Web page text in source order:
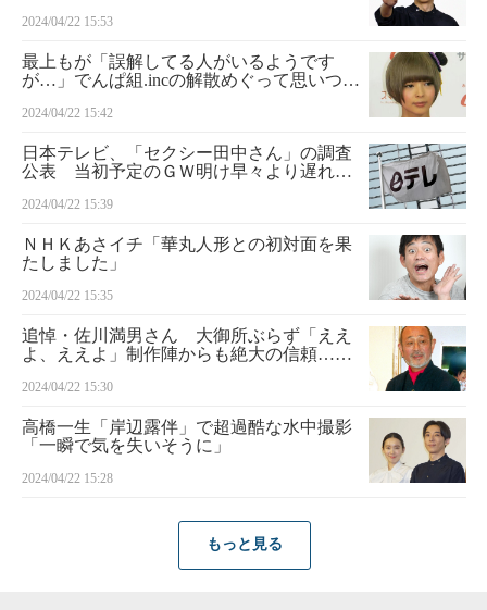
見速報
2024/04/22 15:53
最上もが「誤解してる人がいるようです
が…」でんぱ組.incの解散めぐって思いつづ
2024/04/22 15:42
日本テレビ、「セクシー田中さん」の調査
公表 当初予定のＧＷ明け早々より遅れる
2024/04/22 15:39
ＮＨＫあさイチ「華丸人形との初対面を果
たしました」
2024/04/22 15:35
追悼・佐川満男さん 大御所ぶらず「ええ
よ、ええよ」制作陣からも絶大の信頼…
『今は幸せかい』
2024/04/22 15:30
高橋一生「岸辺露伴」で超過酷な水中撮影
「一瞬で気を失いそうに」
2024/04/22 15:28
もっと見る